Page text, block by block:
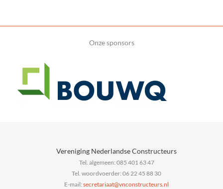
Onze sponsors
Vereniging Nederlandse Constructeurs
Tel. algemeen: 085 401 63 47
Tel. woordvoerder: 06 22 45 88 30
E-mail:
ln.sruetcurtsnocnv
@taairaterces